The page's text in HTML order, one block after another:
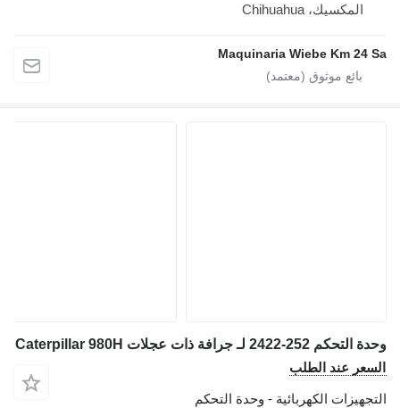
المكسيك، Chihuahua
Maquinaria Wiebe Km 24 Sa
وحدة التحكم 252-2422 لـ جرافة ذات عجلات Caterpillar 980H
السعر عند الطلب
التجهيزات الكهربائية - وحدة التحكم